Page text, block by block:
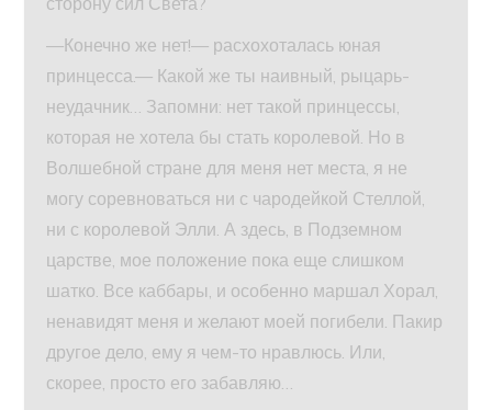
—Конечно же нет!— расхохоталась юная
принцесса.— Какой же ты наивный, рыцарь-
неудачник… Запомни: нет такой принцессы,
которая не хотела бы стать королевой. Но в
Волшебной стране для меня нет места, я не
могу соревноваться ни с чародейкой Стеллой,
ни с королевой Элли. А здесь, в Подземном
царстве, мое положение пока еще слишком
шатко. Все каббары, и особенно маршал Хорал,
ненавидят меня и желают моей погибели. Пакир
другое дело, ему я чем-то нравлюсь. Или,
скорее, просто его забавляю…